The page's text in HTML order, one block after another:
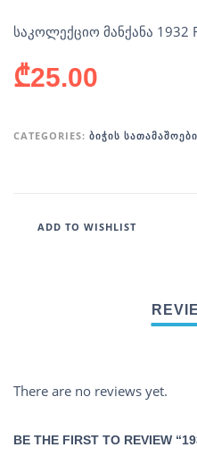
საკოლექციო მანქანა 1932
₾25.00
CATEGORIES: ᲑᲘᲭᲘᲡ ᲡᲐᲗᲐᲛᲐᲨᲝᲔᲑᲘ
ADD TO WISHLIST
There are no reviews yet.
BE THE FIRST TO REVIEW